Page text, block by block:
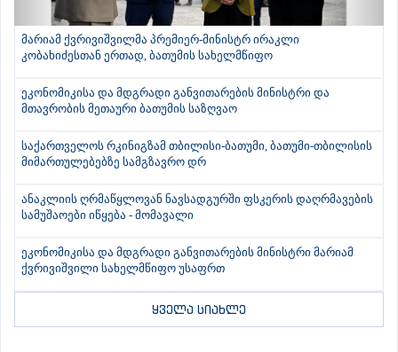
მარიამ ქვრივიშვილმა პრემიერ-მინისტრ ირაკლი
კობახიძესთან ერთად, ბათუმის სახელმწიფო
ეკონომიკისა და მდგრადი განვითარების მინისტრი და
მთავრობის მეთაური ბათუმის საზღვაო
საქართველოს რკინიგზამ თბილისი-ბათუმი, ბათუმი-თბილისის
მიმართულებებზე სამგზავრო დრ
ანაკლიის ღრმაწყლოვან ნავსადგურში ფსკერის დაღრმავების
სამუშაოები იწყება - მომავალი
ეკონომიკისა და მდგრადი განვითარების მინისტრი მარიამ
ქვრივიშვილი სახელმწიფო უსაფრთ
ყველა სიახლე